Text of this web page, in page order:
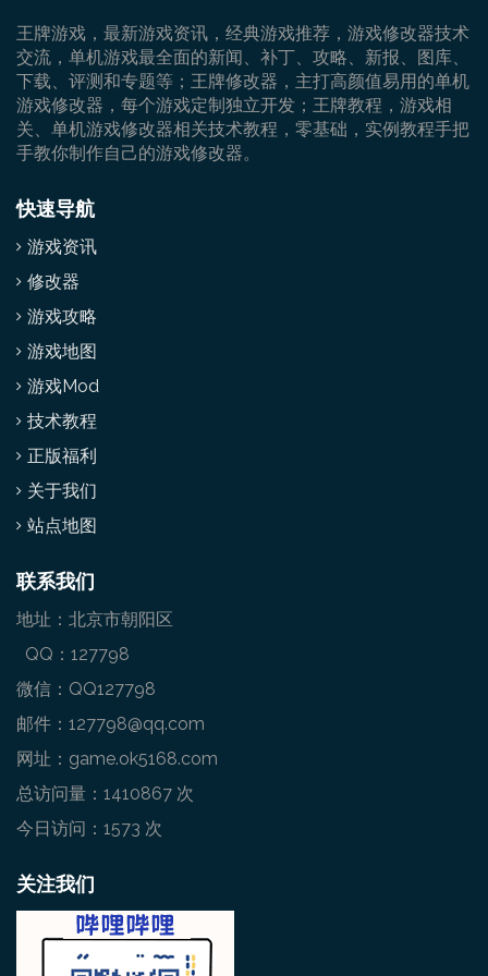
王牌游戏，最新游戏资讯，经典游戏推荐，游戏修改器技术
交流，单机游戏最全面的新闻、补丁、攻略、新报、图库、
下载、评测和专题等；王牌修改器，主打高颜值易用的单机
游戏修改器，每个游戏定制独立开发；王牌教程，游戏相
关、单机游戏修改器相关技术教程，零基础，实例教程手把
手教你制作自己的游戏修改器。
快速导航
游戏资讯
修改器
游戏攻略
游戏地图
游戏Mod
技术教程
正版福利
关于我们
站点地图
联系我们
地址：北京市朝阳区
QQ：127798
微信：QQ127798
邮件：127798@qq.com
网址：game.ok5168.com
总访问量：1410867 次
今日访问：1573 次
关注我们